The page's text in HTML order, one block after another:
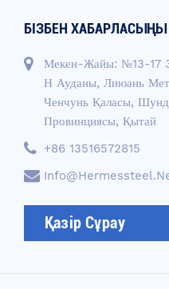
БІЗБЕН ХАБАРЛАСЫҢЫ
Мекен-Жайы: №13-17
Н Ауданы, Лиюань
Ченчунь Қаласы,
Провинциясы, Қытай
+86 13516572815
Қазір Сұрау